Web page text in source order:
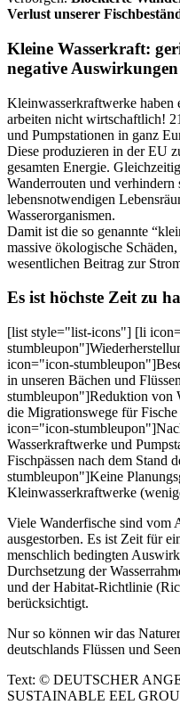
Verlust unserer
Kleine Wasserkraft:
negative Auswirkungen
Kleinwasserkraftwerke haben
arbeiten nicht wirtschaftlich!
und Pumpstationen in ganz
Diese produzieren in der EU
gesamten Energie.
Wanderrouten und verhindern
lebensnotwendigen
Wasserorganismen.
Damit ist die so genannte
massive ökologische
wesentlichen Beitrag zur
Es ist höchste Zeit zu
[list style="list-icons"] [li
icon="icon-
in unseren Bächen und
stumbleupon"]Reduktion von
die Migrationswege für
icon="icon-
Wasserkraftwerke und
Fischpässen nach dem
stumbleupon"]Keine
Kleinwasserkraftwerke
Viele Wanderfische sind vom
ausgestorben. Es ist Zeit für
menschlich bedingten
Durchsetzung der
und der Habitat-Richtlinie
berücksichtigt.
Nur so können wir das
deutschlands Flüssen und
Text: © DEUTSCHER
SUSTAINABLE EEL